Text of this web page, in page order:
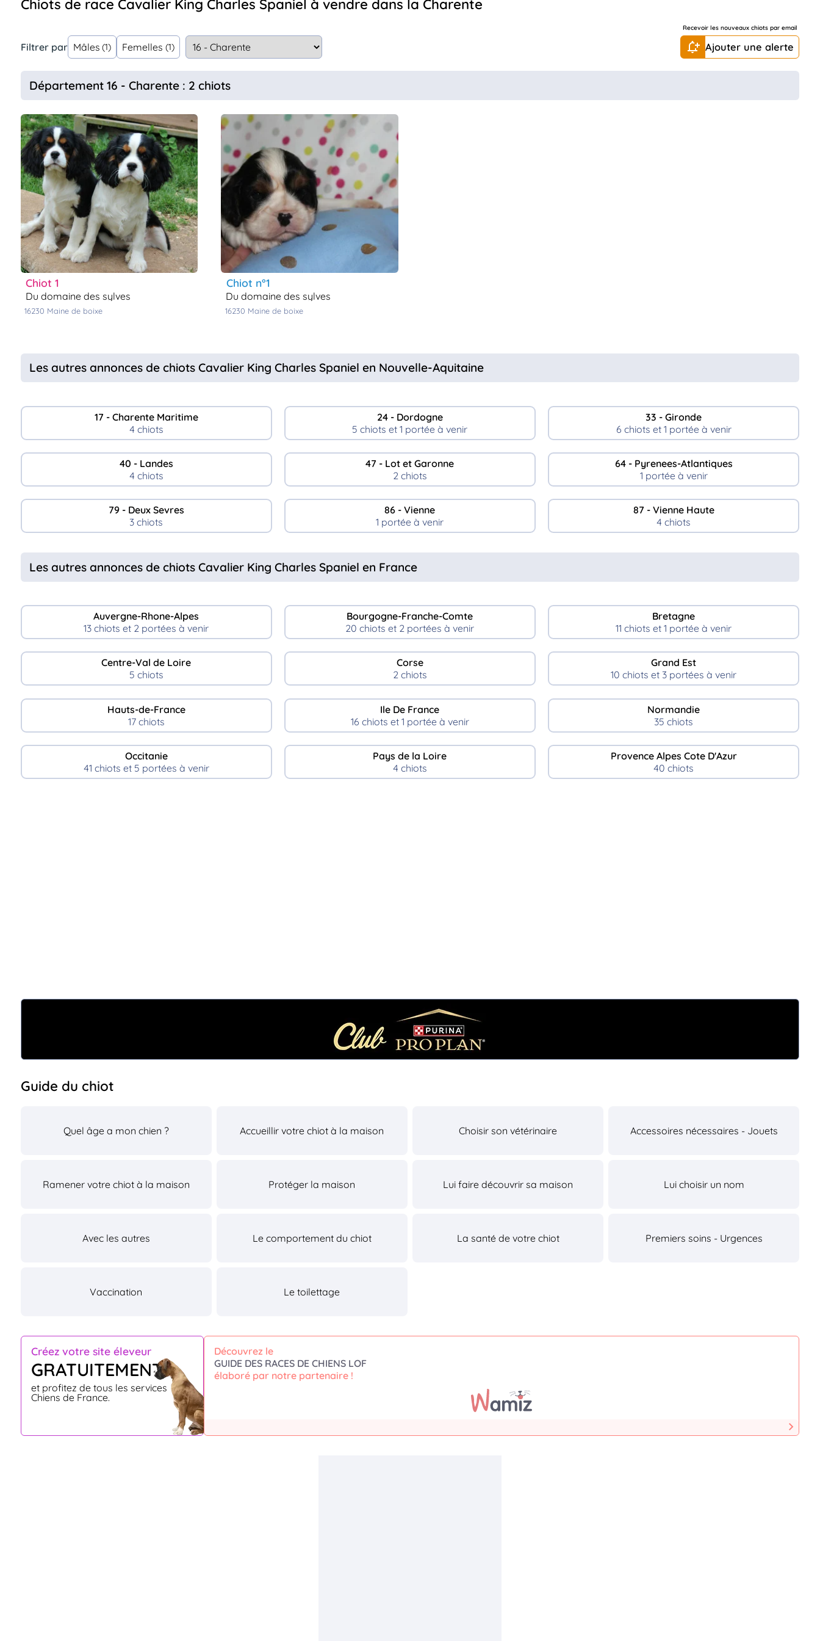
Assurances
Connexion
Chiots de race Cavalier King Charles Spaniel à vendre dans la Charente
Filtrer par Mâles (1) Femelles (1)
Recevoir les nouveaux chiots par email
Ajouter une alerte
Département 16 - Charente : 2 chiots
chiot 1
du domaine des sylves
16230 maine de boixe
chiot n°1
du domaine des sylves
16230 maine de boixe
Les autres annonces de chiots Cavalier King Charles Spaniel en Nouvelle-Aquitaine
17 - Charente Maritime
4 chiots
24 - Dordogne
5 chiots et 1 portée à venir
33 - Gironde
6 chiots et 1 portée à venir
40 - Landes
4 chiots
47 - Lot et Garonne
2 chiots
64 - Pyrenees-Atlantiques
1 portée à venir
79 - Deux Sevres
3 chiots
86 - Vienne
1 portée à venir
87 - Vienne Haute
4 chiots
Les autres annonces de chiots Cavalier King Charles Spaniel en France
Auvergne-Rhone-Alpes
13 chiots et 2 portées à venir
Bourgogne-Franche-Comte
20 chiots et 2 portées à venir
Bretagne
11 chiots et 1 portée à venir
Centre-Val de Loire
5 chiots
Corse
2 chiots
Grand Est
10 chiots et 3 portées à venir
Hauts-de-France
17 chiots
Ile De France
16 chiots et 1 portée à venir
Normandie
35 chiots
Occitanie
41 chiots et 5 portées à venir
Pays de la Loire
4 chiots
Provence Alpes Cote D'Azur
40 chiots
Créez votre site éleveur
GRATUITEMENT
et profitez de tous les services
Chiens de France.
Découvrez le
GUIDE DES RACES DE CHIENS LOF
élaboré par notre partenaire !
Guide du chiot
Quel âge a mon chien ? Accueillir votre chiot à la maison Choisir son vétérinaire Accessoires nécessaires - Jouets
Ramener votre chiot à la maison Protéger la maison Lui faire découvrir sa maison Lui choisir un nom
Avec les autres Le comportement du chiot La santé de votre chiot Premiers soins - Urgences
Vaccination Le toilettage